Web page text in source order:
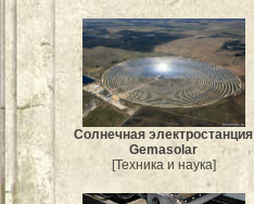
Солнечная электростанция
Gemasolar
[Техника и наука]